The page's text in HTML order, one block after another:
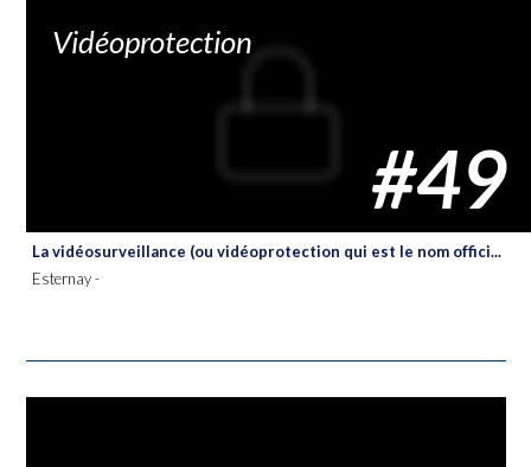
Vidéoprotection
#49
La vidéosurveillance (ou vidéoprotection qui est le nom offici...
Esternay -